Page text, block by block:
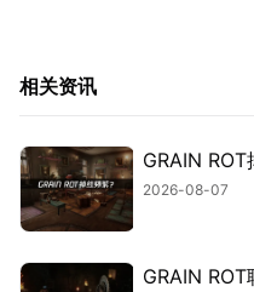
相关资讯
GRAIN ROT
2026-08-07
GRAIN